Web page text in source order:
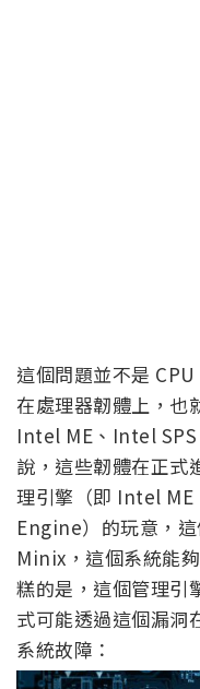
這個問題並不是
在處理器韌體上，也
Intel ME、Intel
說，這些韌體在正式
理引擎（即 Intel
Engine）的玩意，
Minix，這個系統能
糕的是，這個管理引
式可能透過這個漏洞
系統故障：